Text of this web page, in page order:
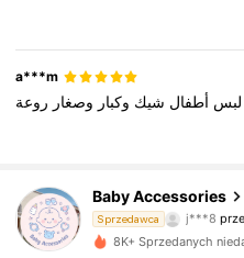
a***m
لبس أطفال شيك وكبار وصغار روعة
Baby Accessories
Sprzedawca j***8
4,51
82
8K+ Sprzedanych